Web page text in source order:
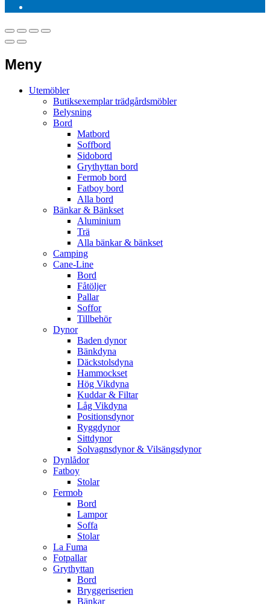
Meny
Utemöbler
Butiksexemplar trädgårdsmöbler
Belysning
Bord
Matbord
Soffbord
Sidobord
Grythyttan bord
Fermob bord
Fatboy bord
Alla bord
Bänkar & Bänkset
Aluminium
Trä
Alla bänkar & bänkset
Camping
Cane-Line
Bord
Fåtöljer
Pallar
Soffor
Tillbehör
Dynor
Baden dynor
Bänkdyna
Däckstolsdyna
Hammockset
Hög Vikdyna
Kuddar & Filtar
Låg Vikdyna
Positionsdynor
Ryggdynor
Sittdynor
Solvagnsdynor & Vilsängsdynor
Dynlådor
Fatboy
Stolar
Fermob
Bord
Lampor
Soffa
Stolar
La Fuma
Fotpallar
Grythyttan
Bord
Bryggeriserien
Bänkar